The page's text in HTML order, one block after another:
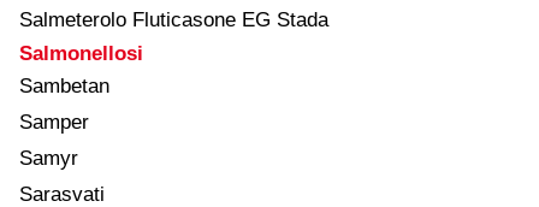
Salmeterolo Fluticasone EG Stada
Salmonellosi
Sambetan
Samper
Samyr
Sarasvati